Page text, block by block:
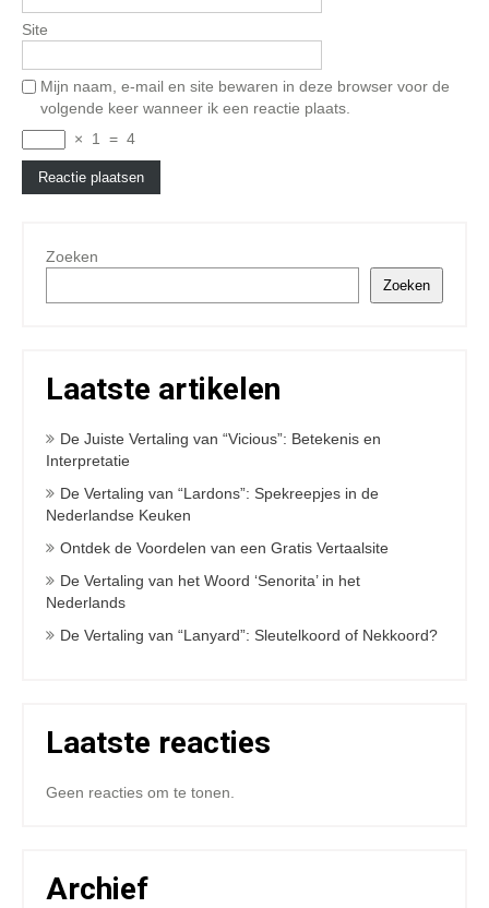
Site
Mijn naam, e-mail en site bewaren in deze browser voor de
volgende keer wanneer ik een reactie plaats.
×
1 = 4
Zoeken
Zoeken
Laatste artikelen
De Juiste Vertaling van “Vicious”: Betekenis en
Interpretatie
De Vertaling van “Lardons”: Spekreepjes in de
Nederlandse Keuken
Ontdek de Voordelen van een Gratis Vertaalsite
De Vertaling van het Woord ‘Senorita’ in het
Nederlands
De Vertaling van “Lanyard”: Sleutelkoord of Nekkoord?
Laatste reacties
Geen reacties om te tonen.
Archief